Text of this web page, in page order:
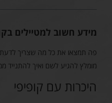
מידע חשוב למטיילים
פה תמצאו את כל מה שצריך לדעת
מומלץ להגיע לשם ואיך להתנייד
היכרות עם קופיפי